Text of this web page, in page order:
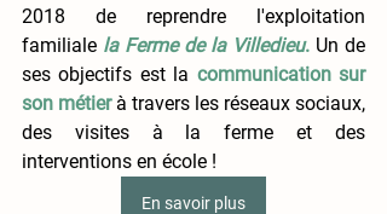
2018 de reprendre l'exploitation
familiale la Ferme de la Villedieu. Un de
ses objectifs est la communication sur
son métier à travers les réseaux sociaux,
des visites à la ferme et des
interventions en école !
En savoir plus